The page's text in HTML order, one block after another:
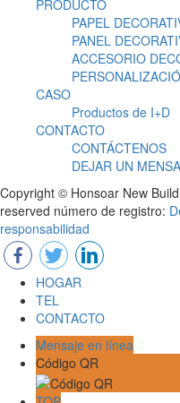
PRODUCTO
PAPEL
PANEL
ACCESORIO
CASO
Productos de I+D
CONTACTO
CONTÁCTENOS
DEJAR UN
Copyright © Honsoar New
reserved número de registro:
responsabilidad
HOGAR
TEL
CONTACTO
Mensaje en línea
Código QR